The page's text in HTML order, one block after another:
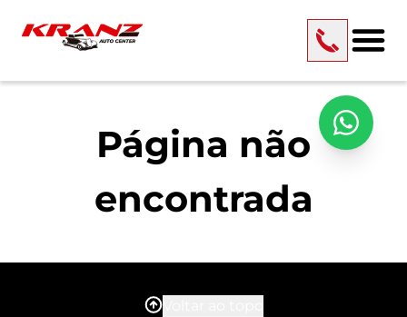
Página não
encontrada
Voltar ao topo